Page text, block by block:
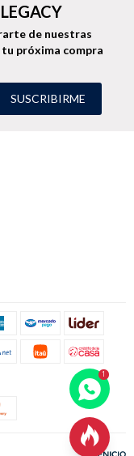
de nuestras
próxima compra
SUSCRIBIRME
